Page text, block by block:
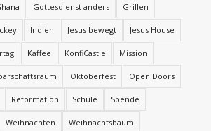
Gottesdienst anders Grillen
Indien Jesus bewegt Jesus House
Kaffee KonfiCastle Mission
Oktoberfest Open Doors
Reformation Schule Spende
Weihnachten Weihnachtsbaum